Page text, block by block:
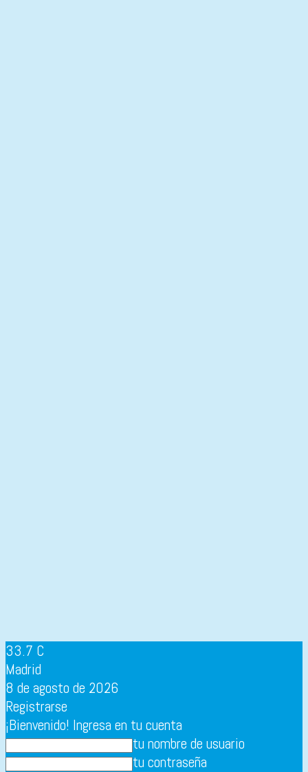
33.7 C
Madrid
8 de agosto de 2026
Registrarse
¡Bienvenido! Ingresa en tu cuenta
tu nombre de usuario
tu contraseña